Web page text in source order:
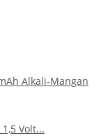
Alkali-Mangan